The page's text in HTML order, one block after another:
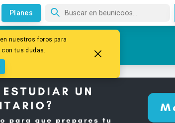
Planes
nuestros foros para
tus dudas.